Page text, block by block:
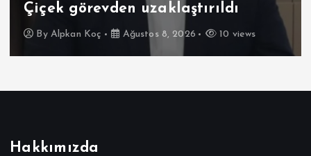
Çiçek görevden uzaklaştırıldı
By Alpkan Koç Ağustos 8, 2026 10 views
Hakkımızda